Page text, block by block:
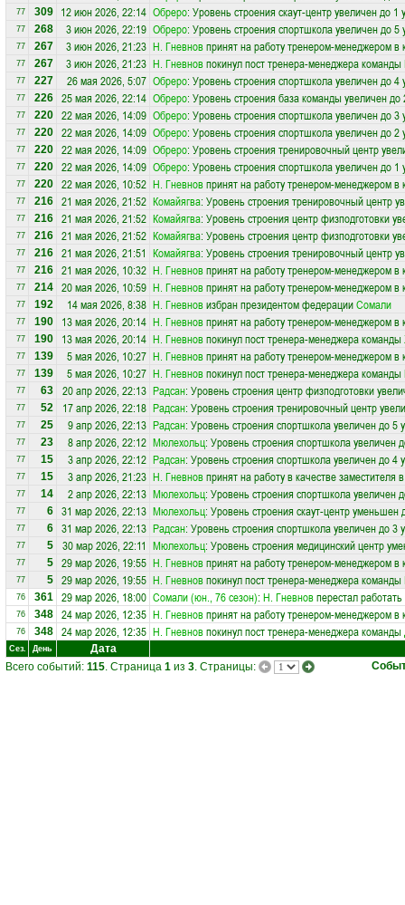
77 309 12 июн 2026, 22:14 Обреро: Уровень строения скаут-центр увеличен до 1
77 268 3 июн 2026, 22:19 Обреро: Уровень строения спортшкола увеличен до 5
77 267 3 июн 2026, 21:23 Н. Гневновпринят на работу тренером-менеджером в
77 267 3 июн 2026, 21:23 Н. Гневновпокинул пост тренера-менеджера команды
77 227 26 мая 2026, 5:07 Обреро: Уровень строения спортшкола увеличен до 4
77 226 25 мая 2026, 22:14 Обреро: Уровень строения база команды увеличен до
77 220 22 мая 2026, 14:09 Обреро: Уровень строения спортшкола увеличен до 3
77 220 22 мая 2026, 14:09 Обреро: Уровень строения спортшкола увеличен до 2
77 220 22 мая 2026, 14:09 Обреро: Уровень строения тренировочный центр
77 220 22 мая 2026, 14:09 Обреро: Уровень строения спортшкола увеличен до 1
77 220 22 мая 2026, 10:52 Н. Гневновпринят на работу тренером-менеджером в
77 216 21 мая 2026, 21:52 Комайягва: Уровень строения тренировочный центр
77 216 21 мая 2026, 21:52 Комайягва: Уровень строения центр физподготовки
77 216 21 мая 2026, 21:52 Комайягва: Уровень строения центр физподготовки
77 216 21 мая 2026, 21:51 Комайягва: Уровень строения тренировочный центр
77 216 21 мая 2026, 10:32 Н. Гневновпринят на работу тренером-менеджером в
77 214 20 мая 2026, 10:59 Н. Гневновпринят на работу тренером-менеджером в
77 192 14 мая 2026, 8:38 Н. Гневновизбран президентом федерацииСомали
77 190 13 мая 2026, 20:14 Н. Гневновпринят на работу тренером-менеджером в
77 190 13 мая 2026, 20:14 Н. Гневновпокинул пост тренера-менеджера команды
77 139 5 мая 2026, 10:27 Н. Гневновпринят на работу тренером-менеджером в
77 139 5 мая 2026, 10:27 Н. Гневновпокинул пост тренера-менеджера команды
77 63 20 апр 2026, 22:13 Радсан: Уровень строения центр физподготовки
77 52 17 апр 2026, 22:18 Радсан: Уровень строения тренировочный центр
77 25 9 апр 2026, 22:13 Радсан: Уровень строения спортшкола увеличен до 5
77 23 8 апр 2026, 22:12 Мюлехольц: Уровень строения спортшкола увеличен
77 15 3 апр 2026, 22:12 Радсан: Уровень строения спортшкола увеличен до 4
77 15 3 апр 2026, 21:23 Н. Гневновпринят на работу в качестве заместителя
77 14 2 апр 2026, 22:13 Мюлехольц: Уровень строения спортшкола увеличен
77 6 31 мар 2026, 22:13 Мюлехольц: Уровень строения скаут-центр уменьшен
77 6 31 мар 2026, 22:13 Радсан: Уровень строения спортшкола увеличен до 3
77 5 30 мар 2026, 22:11 Мюлехольц: Уровень строения медицинский центр
77 5 29 мар 2026, 19:55 Н. Гневновпринят на работу тренером-менеджером в
77 5 29 мар 2026, 19:55 Н. Гневновпокинул пост тренера-менеджера команды
76 361 29 мар 2026, 18:00 Сомали (юн., 76 сезон): Н. Гневновперестал
76 348 24 мар 2026, 12:35 Н. Гневновпринят на работу тренером-менеджером в
76 348 24 мар 2026, 12:35 Н. Гневновпокинул пост тренера-менеджера команды
Сез. День
Дата
Всего событий: 115. Страница 1 из 3. Страницы: